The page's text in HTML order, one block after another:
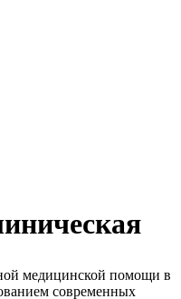
медицинской помощи в
современных